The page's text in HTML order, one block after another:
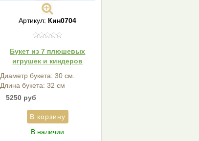
Артикул: Кин0704
Букет из 7 плюшевых
игрушек и киндеров
Диаметр букета: 30 см.
Длина букета: 32 см
5250 руб
В наличии